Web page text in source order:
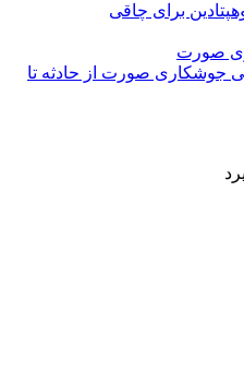
برای چاقی
جوشکاری صورت از حادثه تا